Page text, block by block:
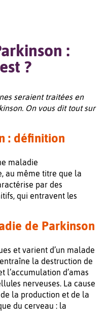
:
?
seraient traitées en
On vous dit tout sur
: définition
maladie
au même titre que la
par des
qui entravent les
de Parkinson
et varient d’un malade
la destruction de
l’accumulation d’amas
nerveuses. La cause
la production et de la
du cerveau : la